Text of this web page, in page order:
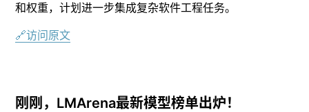
和权重，计划进一步集成复杂软件工程任务。
🔗访问原文
刚刚，LMArena最新模型榜单出炉！